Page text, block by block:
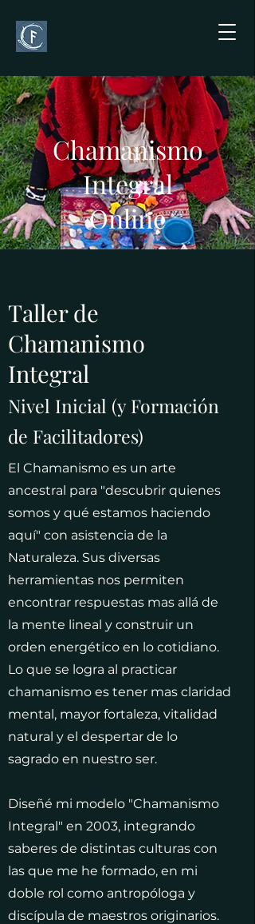
Chamanismo
Integral
Online
Taller de
Chamanismo
Integral
Nivel Inicial (y Formación
de Facilitadores)
El Chamanismo es un arte
ancestral para "descubrir quienes
somos y qué estamos haciendo
aquí" con asistencia de la
Naturaleza. Sus diversas
herramientas nos permiten
encontrar respuestas mas allá de
la mente lineal y construir un
orden energético en lo cotidiano.
Lo que se logra al practicar
chamanismo es tener mas claridad
mental, mayor fortaleza, vitalidad
natural y el despertar de lo
sagrado en nuestro ser.
Diseñé mi modelo "Chamanismo
Integral" en 2003, integrando
saberes de distintas culturas con
las que me he formado, en mi
doble rol como antropóloga y
discípula de maestros originarios.